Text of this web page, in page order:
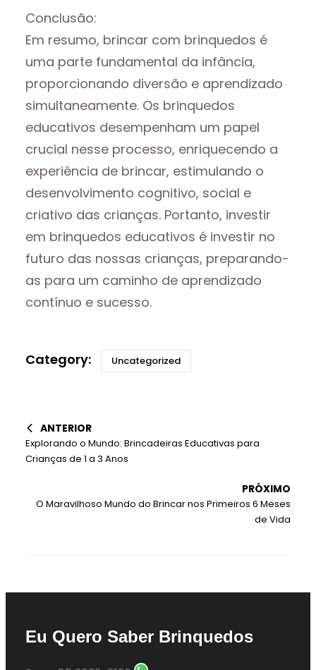
Conclusão:
Em resumo, brincar com brinquedos é
uma parte fundamental da infância,
proporcionando diversão e aprendizado
simultaneamente. Os brinquedos
educativos desempenham um papel
crucial nesse processo, enriquecendo a
experiência de brincar, estimulando o
desenvolvimento cognitivo, social e
criativo das crianças. Portanto, investir
em brinquedos educativos é investir no
futuro das nossas crianças, preparando-
as para um caminho de aprendizado
contínuo e sucesso.
Uncategorized
ANTERIOR
Explorando o Mundo: Brincadeiras Educativas para
Crianças de 1 a 3 Anos
PRÓXIMO
O Maravilhoso Mundo do Brincar nos Primeiros 6 Meses
de Vida
Eu Quero Saber Brinquedos